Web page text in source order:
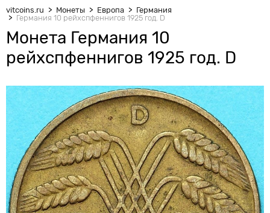
vitcoins.ru Монеты Европа
Германия
Германия 10 рейхспфеннигов 1925 год. D
Монета Германия 10
рейхспфеннигов 1925 год. D